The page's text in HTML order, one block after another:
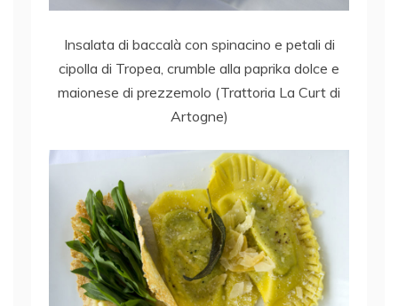
Insalata di baccalà con spinacino e petali di
cipolla di Tropea, crumble alla paprika dolce e
maionese di prezzemolo (Trattoria La Curt di
Artogne)